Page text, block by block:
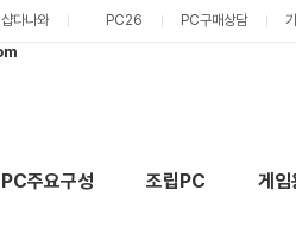
샵다나와 PC26 PC구매상담
PC주요구성 조립PC 게